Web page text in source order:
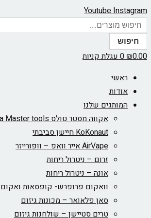
YoutubeInstagram
חיפוש
₪0.00
0עגלת קניות
ראשי
אודות
המותגים שלנו
אקווה מסטר טולס Aqua Master tools
KoKonaut חיישן סביבתי
AirVape אייר וואפ – וופורייזר
זרום – ניטרול ריחות
אונה – ניטרול ריחות
וואקום פרופרש- קופסאות ואקום
סאן פלאואר – מכונות גיזום
טרים סטיישן – שולחנות גיזום